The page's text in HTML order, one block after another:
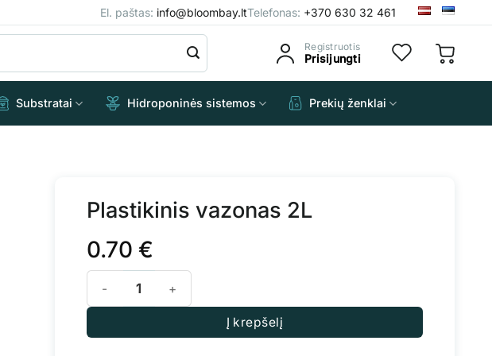
El. paštas: info@bloombay.ltTelefonas: +370 630 32 461
Registruotis
Prisijungti
Substratai Hidroponinės sistemos Prekių ženklai
Plastikinis vazonas 2L
0.70 €
produkto kiekis: Plastikinis vazonas 2L
Į krepšelį